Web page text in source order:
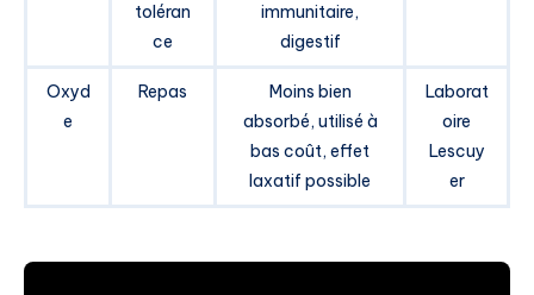
toléran
ce
immunitaire,
digestif
Oxyd
e
Repas
Moins bien
absorbé, utilisé à
bas coût, effet
laxatif possible
Laborat
oire
Lescuy
er